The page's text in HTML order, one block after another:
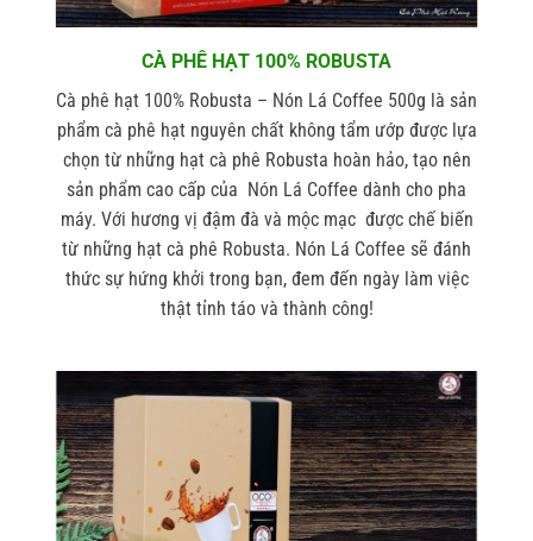
CÀ PHÊ HẠT 100% ROBUSTA
Cà phê hạt 100% Robusta – Nón Lá Coffee 500g là sản
phẩm cà phê hạt nguyên chất không tẩm ướp được lựa
chọn từ những hạt cà phê Robusta hoàn hảo, tạo nên
sản phẩm cao cấp của Nón Lá Coffee dành cho pha
máy. Với hương vị đậm đà và mộc mạc được chế biến
từ những hạt cà phê Robusta. Nón Lá Coffee sẽ đánh
thức sự hứng khởi trong bạn, đem đến ngày làm việc
thật tỉnh táo và thành công!